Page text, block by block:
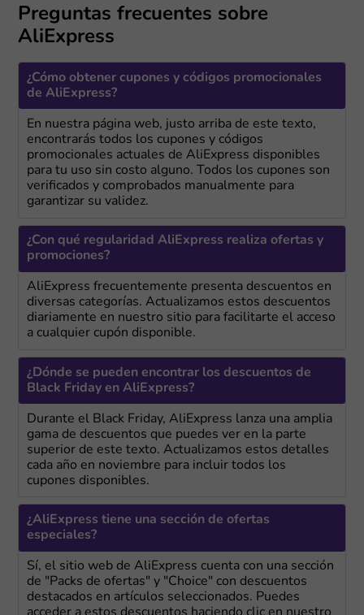
Preguntas frecuentes sobre
AliExpress
¿Cómo obtener cupones y códigos promocionales
de AliExpress?
En nuestra página web, justo arriba de este texto,
encontrarás todos los cupones y códigos
promocionales actuales de AliExpress disponibles
para tu uso sin costo alguno. Todos los cupones son
verificados y comprobados manualmente para
garantizar su validez.
¿Con qué regularidad AliExpress realiza ofertas y
promociones?
AliExpress frecuentemente presenta descuentos en
diversas categorías. Actualizamos estos descuentos
diariamente en nuestro sitio para facilitarte el acceso
a cualquier cupón disponible.
¿Dónde se pueden encontrar los descuentos de
Black Friday en AliExpress?
Durante el Black Friday, AliExpress lanza una amplia
gama de descuentos que puedes ver en la parte
superior de este texto. Actualizamos estos detalles
cada año en noviembre para incluir todos los
cupones disponibles.
¿AliExpress tiene una sección de ofertas
especiales?
Sí, el sitio web de AliExpress cuenta con una sección
de "Packs de ofertas" y "Choice" con descuentos
destacados en artículos seleccionados. Puedes